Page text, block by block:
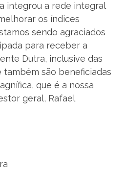
integrou a rede integral
os índices
sendo agraciados
para receber a
Dutra, inclusive das
também são beneficiadas
que é a nossa
geral, Rafael